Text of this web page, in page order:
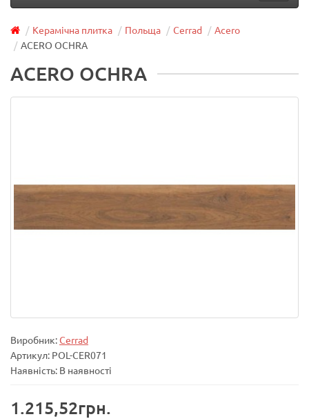
Керамічна плитка Польща Cerrad
Acero
ACERO OCHRA
ACERO OCHRA
Виробник:Cerrad
Артикул: POL-CER071
Наявність: В наявності
1.215,52грн.